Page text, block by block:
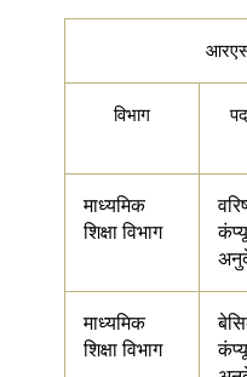
विभाग
माध्यमिक
शिक्षा विभाग
माध्यमिक
शिक्षा विभाग